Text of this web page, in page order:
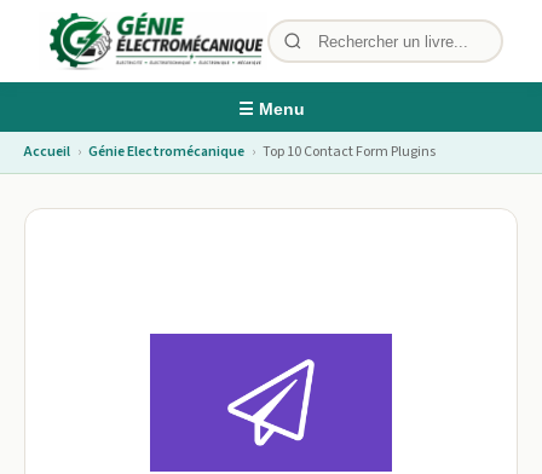
☰ Menu
Accueil › Génie Electromécanique › Top 10 Contact Form Plugins